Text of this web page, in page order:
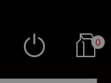
0